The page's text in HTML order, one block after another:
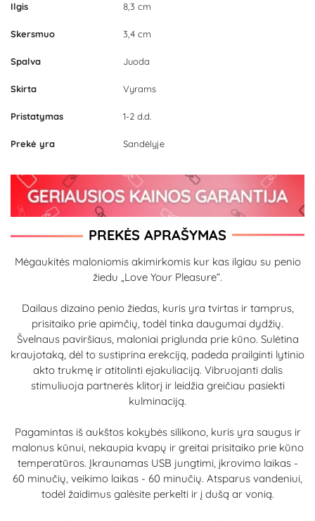
Ilgis 8,3 cm
Skersmuo 3,4 cm
Spalva Juoda
Skirta Vyrams
Pristatymas 1-2 d.d.
Prekė yra Sandėlyje
PREKĖS APRAŠYMAS
Mėgaukitės maloniomis akimirkomis kur kas ilgiau su penio
žiedu „Love Your Pleasure“.
Dailaus dizaino penio žiedas, kuris yra tvirtas ir tamprus,
prisitaiko prie apimčių, todėl tinka daugumai dydžių.
Švelnaus paviršiaus, maloniai priglunda prie kūno. Sulėtina
kraujotaką, dėl to sustiprina erekciją, padeda prailginti lytinio
akto trukmę ir atitolinti ejakuliaciją. Vibruojanti dalis
stimuliuoja partnerės klitorį ir leidžia greičiau pasiekti
kulminaciją.
Pagamintas iš aukštos kokybės silikono, kuris yra saugus ir
malonus kūnui, nekaupia kvapų ir greitai prisitaiko prie kūno
temperatūros. Įkraunamas USB jungtimi, įkrovimo laikas -
60 minučių, veikimo laikas - 60 minučių. Atsparus vandeniui,
todėl žaidimus galėsite perkelti ir į dušą ar vonią.